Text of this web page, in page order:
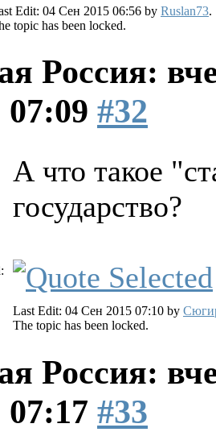
Edit: 04 Сен 2015 06:56 by Ruslan73.
topic has been locked.
Россия:
#32
А что такое
государство?
Last Edit: 04 Сен 2015 07:10 by
The topic has been locked.
Россия:
#33